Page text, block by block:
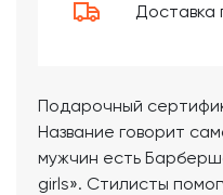
Доставка
Подарочный
Название говорит
мужчин есть
girls». Стилисты